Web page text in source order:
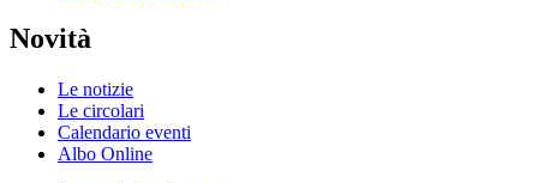
Novità
Le notizie
Le circolari
Calendario eventi
Albo Online